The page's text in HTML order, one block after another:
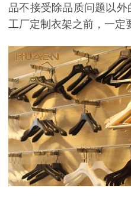
品不接受除品质问题以
工厂定制衣架之前，一定